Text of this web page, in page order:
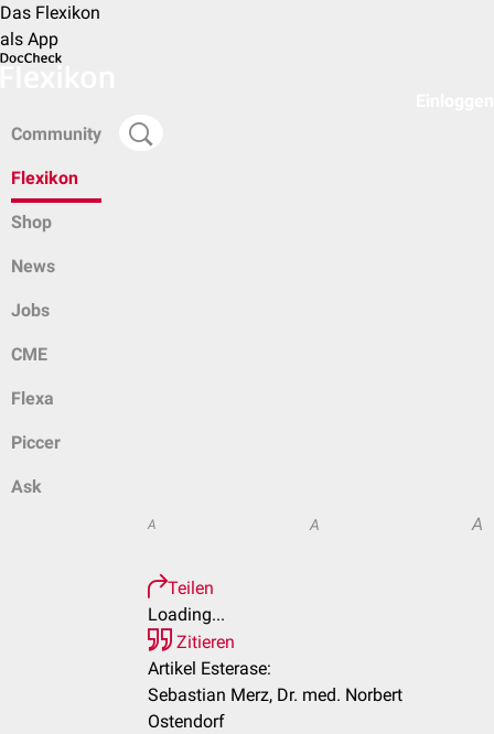
Das Flexikon
als App
Community
Flexikon
Shop
News
Jobs
CME
Flexa
Piccer
Ask
A A A
Teilen
Loading...
Zitieren
Artikel Esterase:
Sebastian Merz, Dr. med. Norbert
Ostendorf